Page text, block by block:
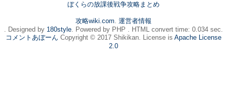
ぼくらの放課後戦争攻略まとめ
攻略wiki.com. 運営者情報
. Designed by 180style. Powered by PHP . HTML convert time: 0.034 sec.
コメントあぼーん Copyright © 2017 Shikikan. License is Apache License
2.0